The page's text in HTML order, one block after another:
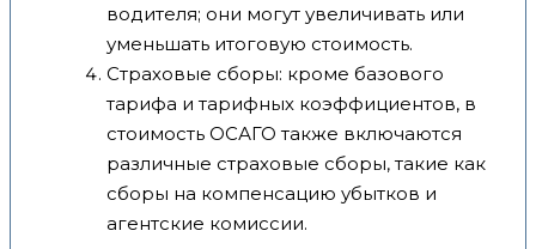
водителя; они могут увеличивать или
уменьшать итоговую стоимость.
Страховые сборы: кроме базового
тарифа и тарифных коэффициентов, в
стоимость ОСАГО также включаются
различные страховые сборы, такие как
сборы на компенсацию убытков и
агентские комиссии.